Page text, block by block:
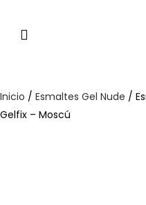
Inicio / Esmaltes Gel Nude /
Gelfix – Moscú